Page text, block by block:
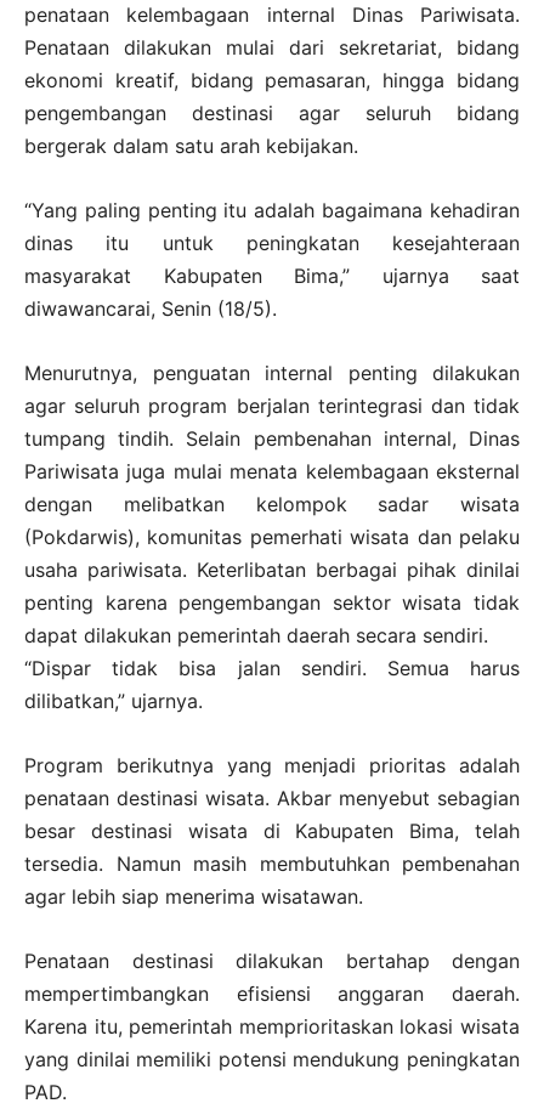
penataan kelembagaan internal Dinas Pariwisata.
Penataan dilakukan mulai dari sekretariat, bidang
ekonomi kreatif, bidang pemasaran, hingga bidang
pengembangan destinasi agar seluruh bidang
bergerak dalam satu arah kebijakan.
“Yang paling penting itu adalah bagaimana kehadiran
dinas itu untuk peningkatan kesejahteraan
masyarakat Kabupaten Bima,” ujarnya saat
diwawancarai, Senin (18/5).
Menurutnya, penguatan internal penting dilakukan
agar seluruh program berjalan terintegrasi dan tidak
tumpang tindih. Selain pembenahan internal, Dinas
Pariwisata juga mulai menata kelembagaan eksternal
dengan melibatkan kelompok sadar wisata
(Pokdarwis), komunitas pemerhati wisata dan pelaku
usaha pariwisata. Keterlibatan berbagai pihak dinilai
penting karena pengembangan sektor wisata tidak
dapat dilakukan pemerintah daerah secara sendiri.
“Dispar tidak bisa jalan sendiri. Semua harus
dilibatkan,” ujarnya.
Program berikutnya yang menjadi prioritas adalah
penataan destinasi wisata. Akbar menyebut sebagian
besar destinasi wisata di Kabupaten Bima, telah
tersedia. Namun masih membutuhkan pembenahan
agar lebih siap menerima wisatawan.
Penataan destinasi dilakukan bertahap dengan
mempertimbangkan efisiensi anggaran daerah.
Karena itu, pemerintah memprioritaskan lokasi wisata
yang dinilai memiliki potensi mendukung peningkatan
PAD.